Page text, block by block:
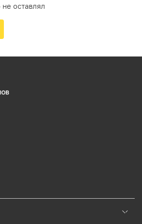
SL4мм и SL5мм, PH1 и PH3, PH2 и
и T15, T20 и T25
оставлял